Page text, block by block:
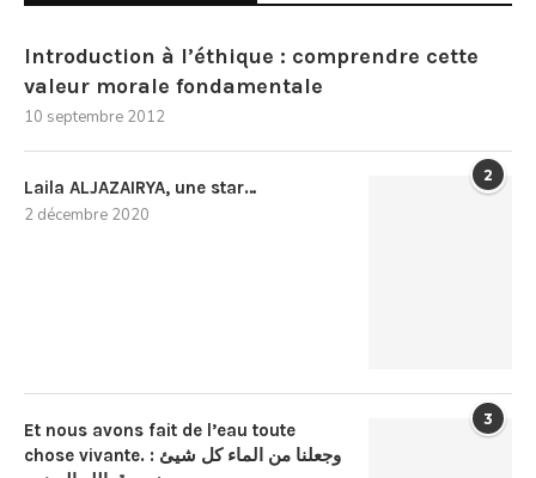
Introduction à l’éthique : comprendre cette
valeur morale fondamentale
10 septembre 2012
2
Laila ALJAZAIRYA, une star…
2 décembre 2020
3
Et nous avons fait de l’eau toute
chose vivante. : وجعلنا من الماء كل شيئ